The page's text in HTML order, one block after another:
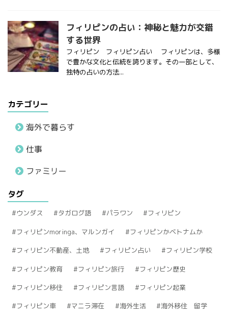
フィリピンの占い：神秘と魅力が交錯
する世界
フィリピン フィリピン占い フィリピンは、多様
で豊かな文化と伝統を誇ります。その一部として、
独特の占いの方法...
カテゴリー
海外で暮らす
仕事
ファミリー
タグ
ウンダス タガログ語 パラワン フィリピン
フィリピンmoringa、マルンガイ フィリピンかベトナムか
フィリピン不動産、土地 フィリピン占い フィリピン学校
フィリピン教育 フィリピン旅行 フィリピン歴史
フィリピン移住 フィリピン言語 フィリピン起業
フィリピン車 マニラ滞在 海外生活 海外移住 留学